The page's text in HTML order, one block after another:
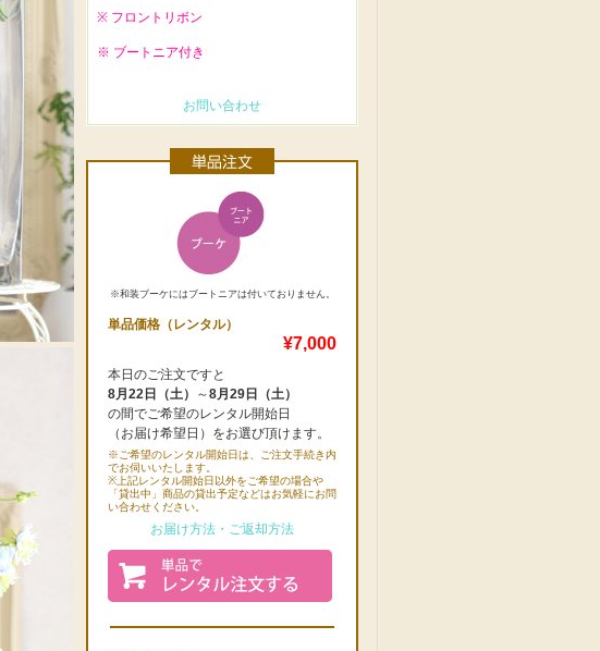
※ フロントリボン
※ ブートニア付き
お問い合わせ
※和装ブーケにはブートニアは付いておりません。
単品価格（レンタル）
¥7,000
本日のご注文ですと
8月22日（土）
～8月29日（土）
の間でご希望のレンタル開始日
（お届け希望日）をお選び頂けます。
※ご希望のレンタル開始日は、ご注文手続き内
でお伺いいたします。
※上記レンタル開始日以外をご希望の場合や
「貸出中」商品の貸出予定などはお気軽にお問
い合わせください。
お届け方法・ご返却方法